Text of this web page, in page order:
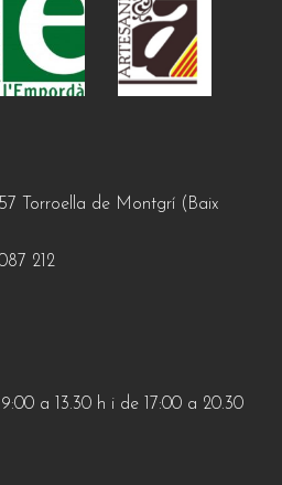
Torroella de Montgrí (Baix
212
a 13.30 h i de 17:00 a 20.30